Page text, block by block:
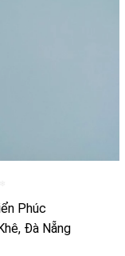
Phúc
Đà Nẵng